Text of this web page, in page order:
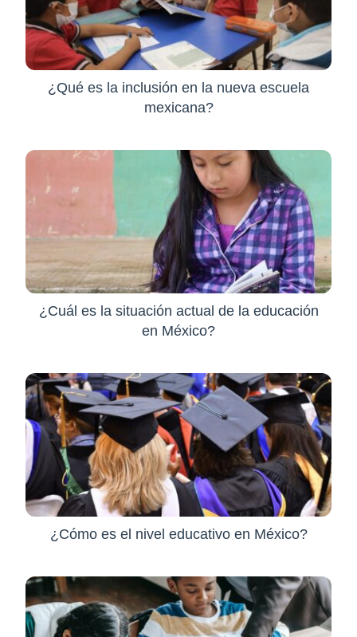
¿Qué es la inclusión en la nueva escuela
mexicana?
¿Cuál es la situación actual de la educación
en México?
¿Cómo es el nivel educativo en México?